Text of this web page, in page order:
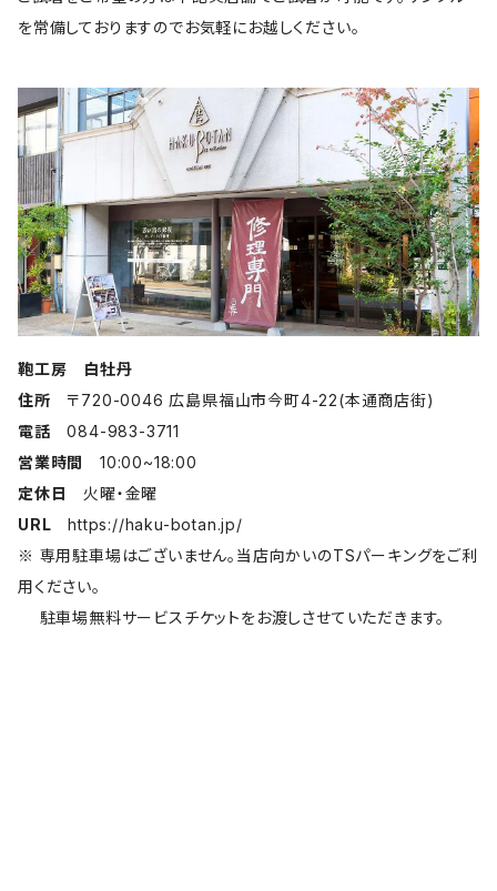
を常備しておりますのでお気軽にお越しください。
鞄工房 白牡丹
住所 〒720-0046 広島県福山市今町4-22(本通商店街)
電話 084-983-3711
営業時間
10:00~18:00
定休日
火曜・金曜
URL https://haku-botan.jp/
※ 専用駐車場はございません。当店向かいのTSパーキングをご利
用ください。
駐車場無料サービスチケットをお渡しさせていただきます。